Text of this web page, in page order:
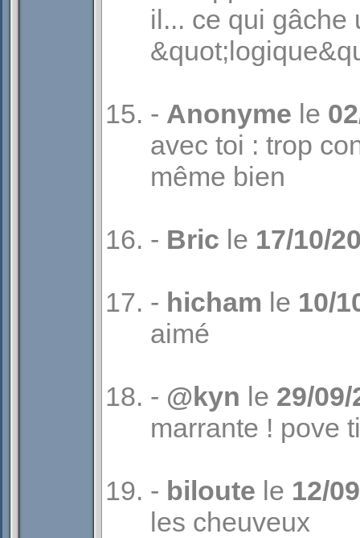
il... ce qui gâche
- Anonyme le
avec toi : trop
même bien
- Bric le 17/10/
- hicham le 10/
aimé
- @kyn le 29/09/
marrante ! pove
- biloute le 12/
les cheuveux